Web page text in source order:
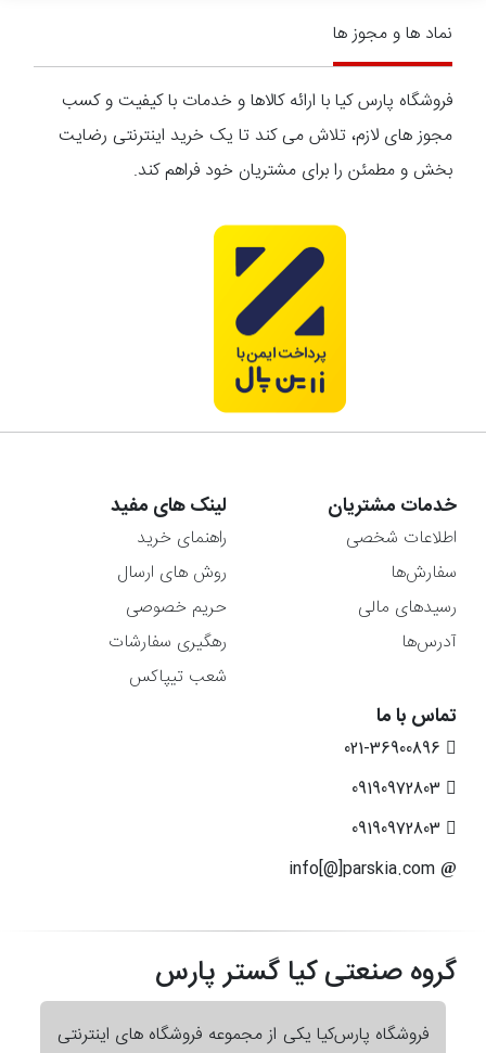
نماد ها و مجوز ها
فروشگاه پارس کیا با ارائه کالاها و خدمات با کیفیت و کسب
مجوز های لازم، تلاش می کند تا یک خرید اینترنتی رضایت
بخش و مطمئن را برای مشتریان خود فراهم کند.
خدمات مشتریان
اطلاعات شخصی
سفارش‌ها
رسیدهای مالی
آدرس‌ها
لینک های مفید
راهنمای خرید
روش های ارسال
حریم خصوصی
رهگیری سفارشات
شعب تیپاکس
تماس با ما
گروه صنعتی کیا گستر پارس
فروشگاه پارس‌کیا یکی از مجموعه فروشگاه های اینترنتی